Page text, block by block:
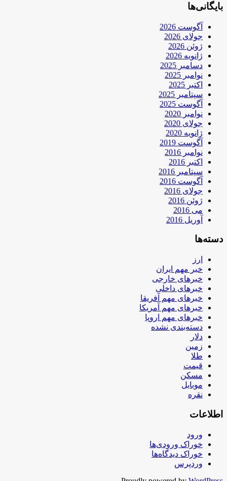
بایگانی‌ها
آگوست 2026
جولای 2026
ژوئن 2026
ژانویه 2026
دسامبر 2025
نوامبر 2025
اکتبر 2025
سپتامبر 2025
آگوست 2025
نوامبر 2020
جولای 2020
ژانویه 2020
آگوست 2019
نوامبر 2016
اکتبر 2016
سپتامبر 2016
آگوست 2016
جولای 2016
ژوئن 2016
می 2016
آوریل 2016
دسته‌ها
ارز
خبر مهم ایران
خبرهای خارجی
خبرهای داخلی
خبرهای مهم آفریقا
خبرهای مهم آمریکا
خبرهای مهم اروپا
دسته‌بندی نشده
دلار
زمین
طلا
قیمت
مسکن
موبایل
نقره
اطلاعات
ورود
خوراک ورودی‌ها
خوراک دیدگاه‌ها
وردپرس